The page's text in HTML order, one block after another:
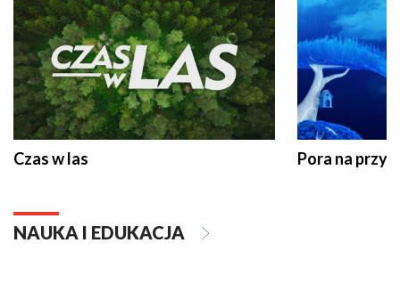
Czas w las Pora na
NAUKA I EDUKACJA